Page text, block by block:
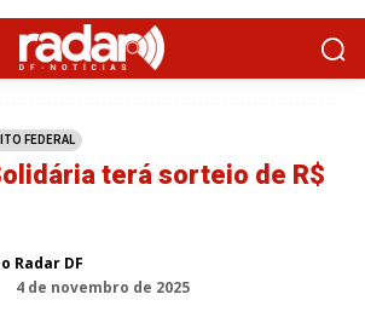
FEDERAL
terá sorteio de R$
Radar DF
4 de novembro de 2025